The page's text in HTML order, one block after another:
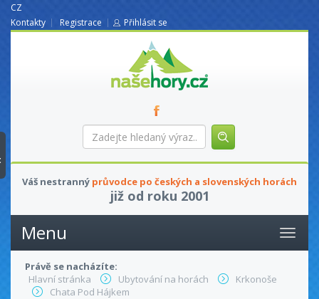
CZ
Kontakty
Registrace Přihlásit se
nasehory.cz
Zadejte
hledaný
Váš nestranný průvodce po českých a slovenských horách
již od roku 2001
Menu
Právě se nacházíte:
Hlavní stránka
Ubytování na horách
Krkonoše
Chata Pod Hájkem